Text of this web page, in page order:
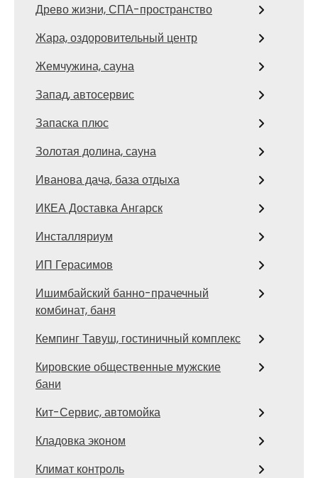
Древо жизни, СПА-пространство
Жара, оздоровительный центр
Жемчужина, сауна
Запад, автосервис
Запаска плюс
Золотая долина, сауна
Иванова дача, база отдыха
ИКЕА Доставка Ангарск
Инсталляриум
ИП Герасимов
Ишимбайский банно-прачечный
комбинат, баня
Кемпинг Тавуш, гостиничный комплекс
Кировские общественные мужские
бани
Кит-Сервис, автомойка
Кладовка эконом
Климат контроль